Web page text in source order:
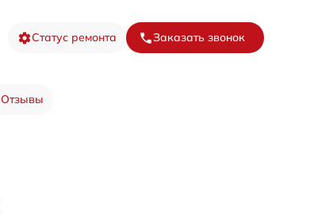
Статус ремонта Заказать звонок
Отзывы